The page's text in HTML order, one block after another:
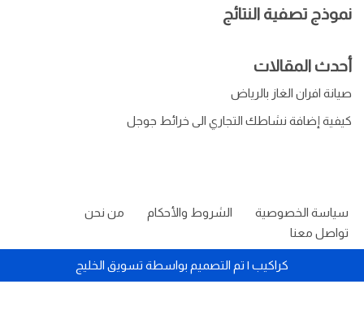
نموذج تصفية النتائج
أحدث المقالات
صيانة افران الغاز بالرياض
كيفية إضافة نشاطك التجاري الى خرائط جوجل
سياسة الخصوصية الشروط والأحكام
من نحن
تواصل معنا
كراكيب | تم التصميم بواسطة تسويق الخليج